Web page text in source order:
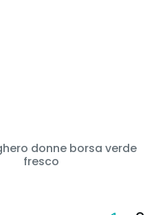
donne borsa verde
fresco